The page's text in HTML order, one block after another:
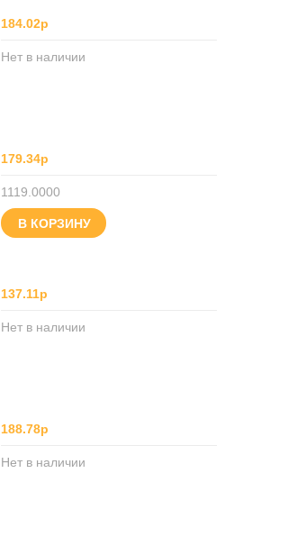
184.02р
Нет в наличии
179.34р
1119.0000
В КОРЗИНУ
137.11р
Нет в наличии
188.78р
Нет в наличии